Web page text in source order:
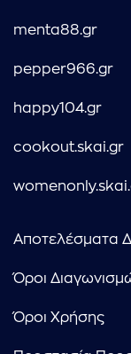
menta88.gr
pepper966.gr
happy104.gr
cookout.skai.gr
Αποτελέσματα
Όροι
Όροι Χρήσης